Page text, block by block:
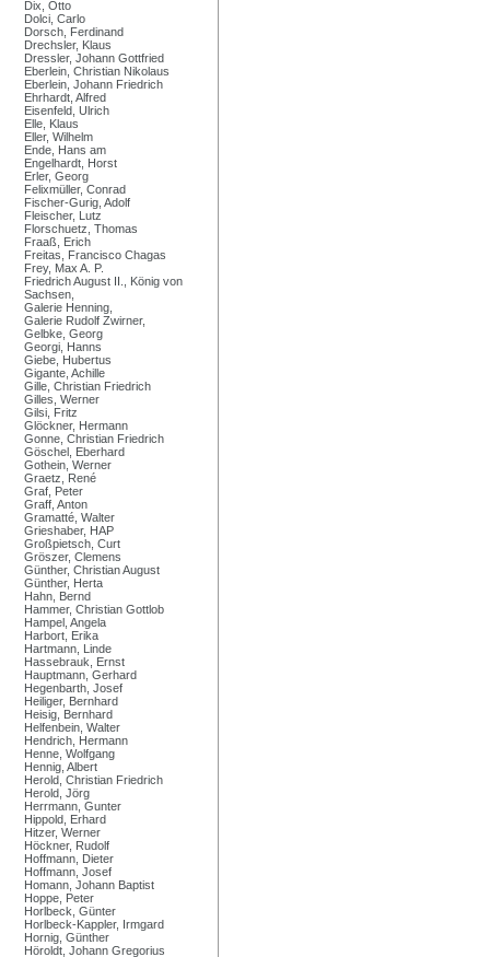
Dix, Otto
Dolci, Carlo
Dorsch, Ferdinand
Drechsler, Klaus
Dressler, Johann Gottfried
Eberlein, Christian Nikolaus
Eberlein, Johann Friedrich
Ehrhardt, Alfred
Eisenfeld, Ulrich
Elle, Klaus
Eller, Wilhelm
Ende, Hans am
Engelhardt, Horst
Erler, Georg
Felixmüller, Conrad
Fischer-Gurig, Adolf
Fleischer, Lutz
Florschuetz, Thomas
Fraaß, Erich
Freitas, Francisco Chagas
Frey, Max A. P.
Friedrich August II., König von
Sachsen,
Galerie Henning,
Galerie Rudolf Zwirner,
Gelbke, Georg
Georgi, Hanns
Giebe, Hubertus
Gigante, Achille
Gille, Christian Friedrich
Gilles, Werner
Gilsi, Fritz
Glöckner, Hermann
Gonne, Christian Friedrich
Göschel, Eberhard
Gothein, Werner
Graetz, René
Graf, Peter
Graff, Anton
Gramatté, Walter
Grieshaber, HAP
Großpietsch, Curt
Gröszer, Clemens
Günther, Christian August
Günther, Herta
Hahn, Bernd
Hammer, Christian Gottlob
Hampel, Angela
Harbort, Erika
Hartmann, Linde
Hassebrauk, Ernst
Hauptmann, Gerhard
Hegenbarth, Josef
Heiliger, Bernhard
Heisig, Bernhard
Helfenbein, Walter
Hendrich, Hermann
Henne, Wolfgang
Hennig, Albert
Herold, Christian Friedrich
Herold, Jörg
Herrmann, Gunter
Hippold, Erhard
Hitzer, Werner
Höckner, Rudolf
Hoffmann, Dieter
Hoffmann, Josef
Homann, Johann Baptist
Hoppe, Peter
Horlbeck, Günter
Horlbeck-Kappler, Irmgard
Hornig, Günther
Höroldt, Johann Gregorius